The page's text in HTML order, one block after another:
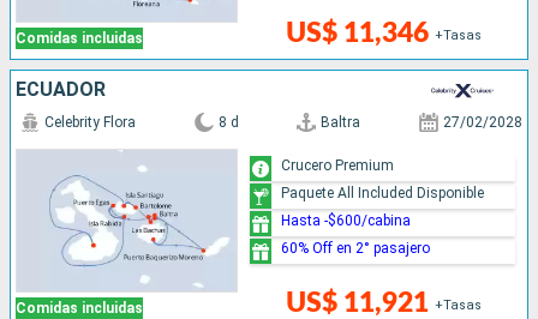
Comidas incluidas US$ 11,346 +Tasas
ECUADOR
Comidas incluidas
Celebrity Flora 8 d Baltra 27/02/2028
US$ 11,921 +Tasas
Crucero Premium
Paquete All Included Disponible
Hasta -$600/cabina
60% Off en 2° pasajero